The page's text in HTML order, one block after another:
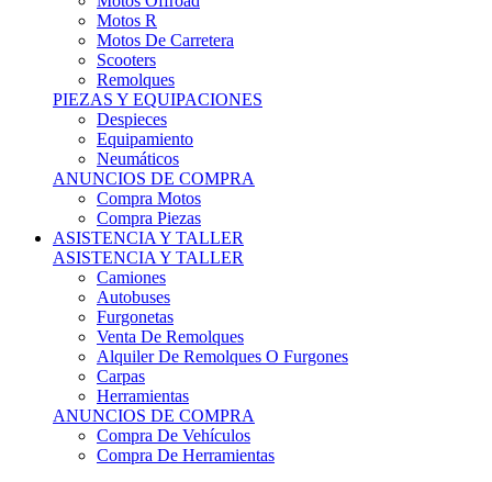
Motos R
Motos De Carretera
Scooters
Remolques
PIEZAS Y EQUIPACIONES
Despieces
Equipamiento
Neumáticos
ANUNCIOS DE COMPRA
Compra Motos
Compra Piezas
ASISTENCIA Y TALLER
ASISTENCIA Y TALLER
Camiones
Autobuses
Furgonetas
Venta De Remolques
Alquiler De Remolques O Furgones
Carpas
Herramientas
ANUNCIOS DE COMPRA
Compra De Vehículos
Compra De Herramientas